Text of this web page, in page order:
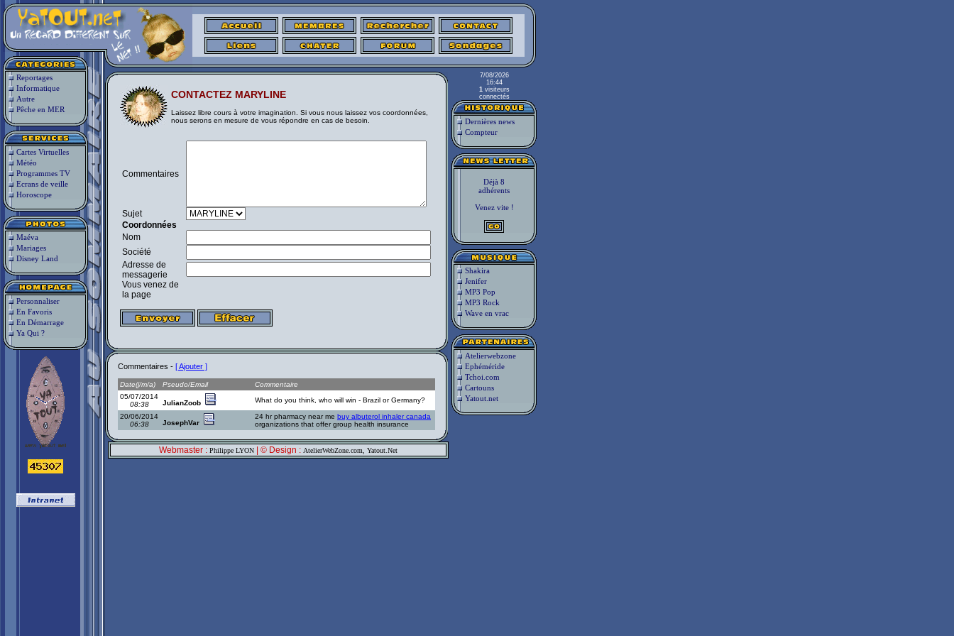
Reportages
Informatique
Autre
Pêche en MER
Cartes Virtuelles
Météo
Programmes TV
Ecrans de veille
Horoscope
Maéva
Mariages
Disney Land
Personnaliser
En Favoris
En Démarrage
Ya Qui ?
CONTACTEZ MARYLINE
Laissez libre cours à votre imagination. Si vous nous laissez vos coordonnées,
nous serons en mesure de vous répondre en cas de besoin.
Commentaires
Sujet
Coordonnées
Nom
Société
Adresse de
messagerie
Vous venez de
la page
Commentaires - [ Ajouter ]
Date(j/m/a) Pseudo/Email
Commentaire
05/07/2014
08:38
JulianZoob What do you think, who will win - Brazil or Germany?
20/06/2014
06:38
JosephVar
24 hr pharmacy near me buy albuterol inhaler canada
organizations that offer group health insurance
Webmaster : Philippe LYON | © Design : AtelierWebZone.com , Yatout.Net
7/08/2026
16:44
1visiteurs
connectés
Dernières news
Compteur
Déjà 8
adhérents
Venez vite !
Shakira
Jenifer
MP3 Pop
MP3 Rock
Wave en vrac
Atelierwebzone
Ephéméride
Tchoi.com
Cartouns
Yatout.net